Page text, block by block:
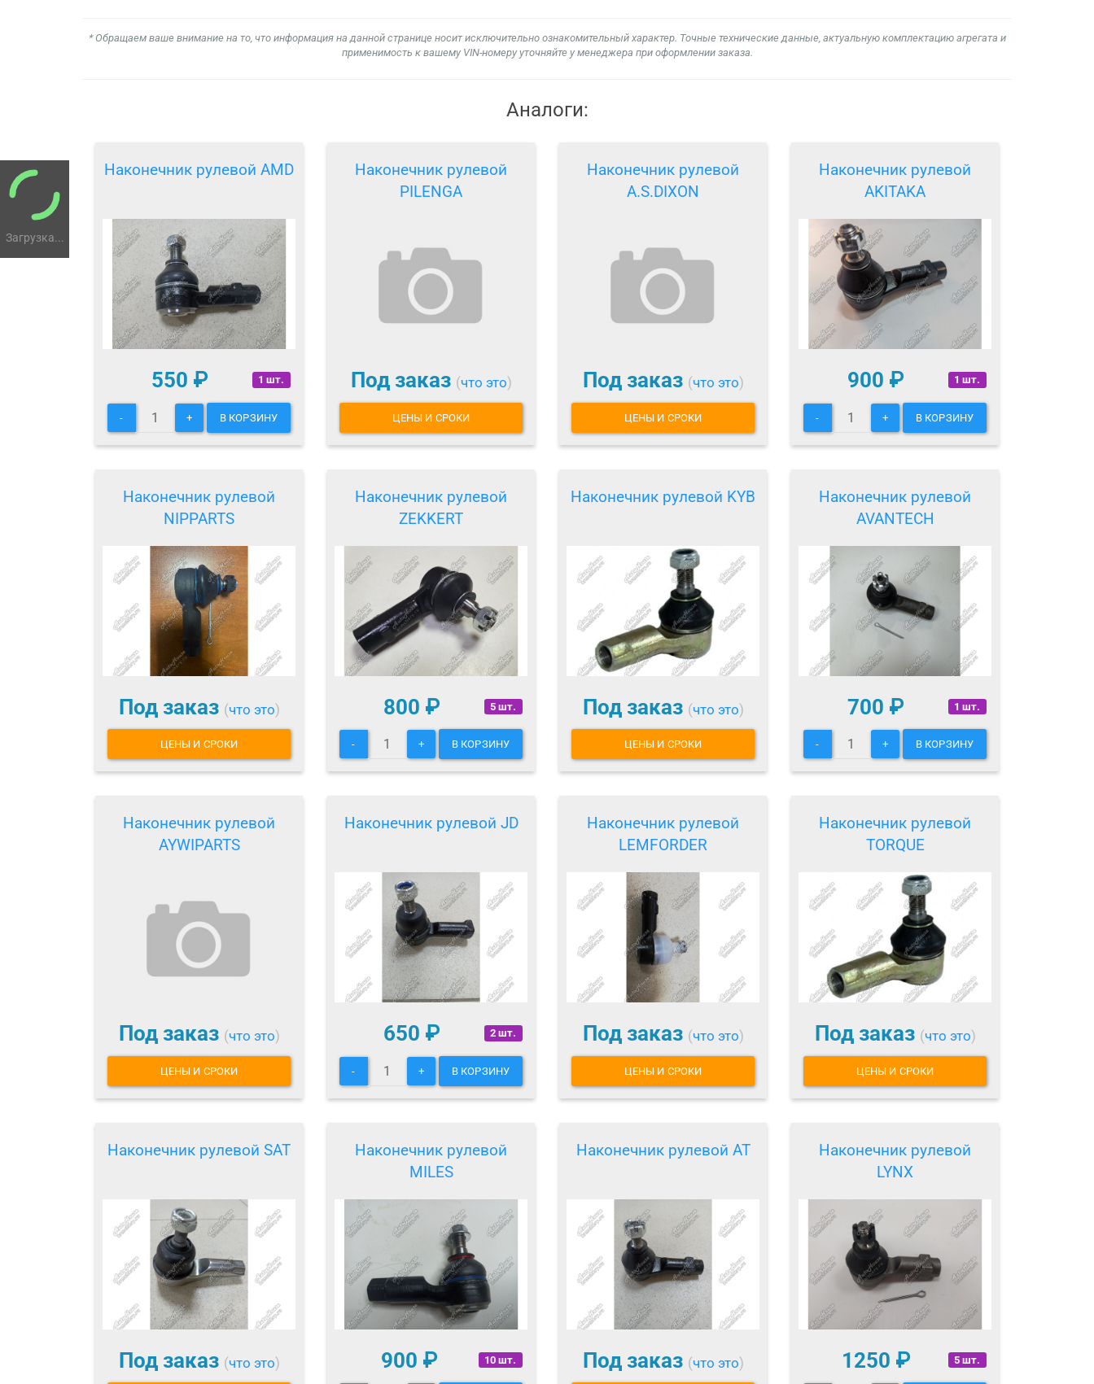
Загрузка...
* Обращаем ваше внимание на то, что информация на данной странице носит исключительно ознакомительный характер. Точные технические данные, актуальную комплектацию агрегата и
применимость к вашему VIN-номеру уточняйте у менеджера при оформлении заказа.
Аналоги:
Наконечник рулевой AMD
1 шт.
550 ₽
- + В КОРЗИНУ
Наконечник рулевой
PILENGA
Под заказ (что это)
ЦЕНЫ И СРОКИ
Наконечник рулевой
A.S.DIXON
Под заказ (что это)
ЦЕНЫ И СРОКИ
Наконечник рулевой
AKITAKA
1 шт.
900 ₽
- + В КОРЗИНУ
Наконечник рулевой
NIPPARTS
Под заказ (что это)
ЦЕНЫ И СРОКИ
Наконечник рулевой
ZEKKERT
5 шт.
800 ₽
- + В КОРЗИНУ
Наконечник рулевой KYB
Под заказ (что это)
ЦЕНЫ И СРОКИ
Наконечник рулевой
AVANTECH
1 шт.
700 ₽
- + В КОРЗИНУ
Наконечник рулевой
AYWIPARTS
Под заказ (что это)
ЦЕНЫ И СРОКИ
Наконечник рулевой JD
2 шт.
650 ₽
- + В КОРЗИНУ
Наконечник рулевой
LEMFORDER
Под заказ (что это)
ЦЕНЫ И СРОКИ
Наконечник рулевой
TORQUE
Под заказ (что это)
ЦЕНЫ И СРОКИ
Наконечник рулевой SAT
Под заказ (что это)
Наконечник рулевой
MILES
10 шт.
900 ₽
Наконечник рулевой AT
Под заказ (что это)
Наконечник рулевой
LYNX
5 шт.
1250 ₽